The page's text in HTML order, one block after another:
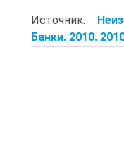
Источник:
Банки. 2010.